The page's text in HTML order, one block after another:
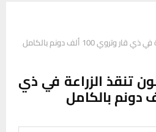
100 ألف دونم بالكامل
تنقذ الزراعة في ذي